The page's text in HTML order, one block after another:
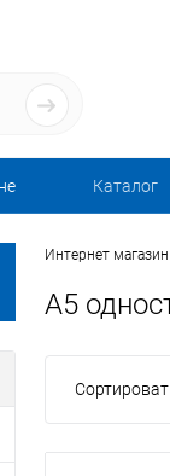
Каталог
Интернет
А5